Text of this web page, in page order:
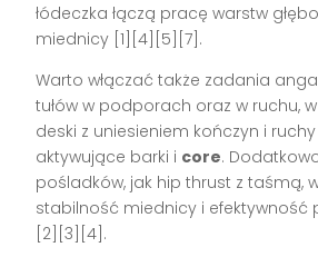
łódeczka łączą pracę warstw
miednicy [1][4][5][7].
Warto włączać także zadania
tułów w podporach oraz w ruchu,
deski z uniesieniem kończyn i
aktywujące barki i core.
pośladków, jak hip thrust z taśmą,
stabilność miednicy i efektywność
[2][3][4].